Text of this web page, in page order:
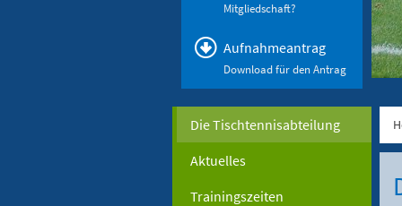
Mitgliedschaft?
Aufnahmeantrag
Download für den Antrag
Die Tischtennisabteilung
Aktuelles
Trainingszeiten